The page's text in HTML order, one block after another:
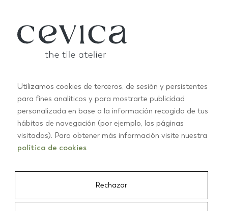
ANTIC PASTELS
+10
Utilizamos cookies de terceros, de sesión y persistentes
para fines analíticos y para mostrarte publicidad
personalizada en base a la información recogida de tus
hábitos de navegación (por ejemplo, las páginas
visitadas). Para obtener más información visite nuestra
política de cookies
Rechazar